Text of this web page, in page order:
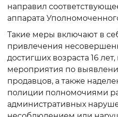
направил
аппарата
Такие меры включают в
привлечения
достигших возраста 16
мероприятия по
продавцов, а также
полиции полномочиями
административных